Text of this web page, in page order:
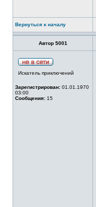
Вернуться к началу
Автор 5001
Искатель приключений
Зарегистрирован: 01.01.1970
03:00
Сообщения: 15